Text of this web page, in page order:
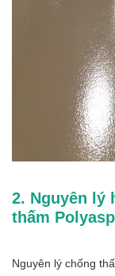
2. Nguyên lý
thấm
Nguyên lý chống